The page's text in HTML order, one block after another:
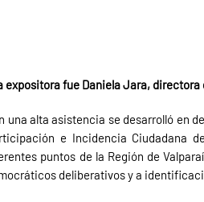
expositora fue Daniela Jara, directora
una alta asistencia se desarrolló en
e Incidencia Ciudadana
puntos de la Región de
deliberativos y a